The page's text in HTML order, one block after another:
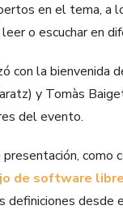
en el tema, a
o escuchar en
con la bienvenida
y Tomàs
del evento.
como
de software
definiciones desde